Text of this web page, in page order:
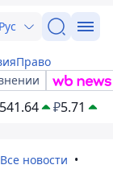
Рус
Право
541.64 ₽5.71
Все новости